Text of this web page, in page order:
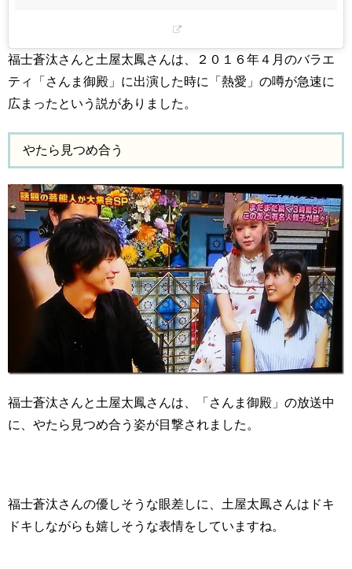
福士蒼汰さんと土屋太鳳さんは、２０１６年４月のバラエ
ティ「さんま御殿」に出演した時に「熱愛」の噂が急速に
広まったという説がありました。
やたら見つめ合う
福士蒼汰さんと土屋太鳳さんは、「さんま御殿」の放送中
に、やたら見つめ合う姿が目撃されました。
福士蒼汰さんの優しそうな眼差しに、土屋太鳳さんはドキ
ドキしながらも嬉しそうな表情をしていますね。